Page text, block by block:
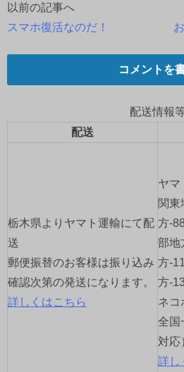
投
ョ
ン
以前の記事へ
スマホ復活なのだ！
コメントを
配送情報
配送
栃木県よりヤマト運輸にて配
送
郵便振替のお客様は振り込み
確認次第の発送になります。
詳しくはこちら
ヤマ
関東
方-
部地
方-
方-
ネコ
全国
対応
詳し